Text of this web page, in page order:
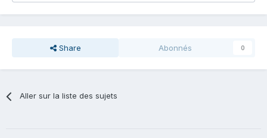
Share Abonnés 0
Aller sur la liste des sujets